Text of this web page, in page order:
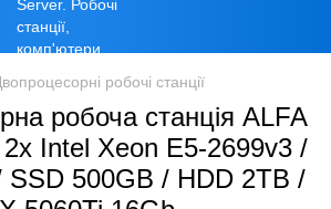
робочі станції
робоча станція ALFA
Intel Xeon E5-2699v3 /
SSD 500GB / HDD 2TB /